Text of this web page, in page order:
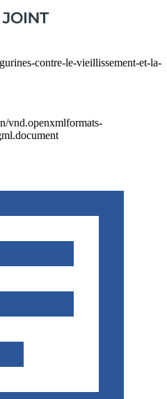
contre-le-vieillissement-et-la-
vnd.openxmlformats-